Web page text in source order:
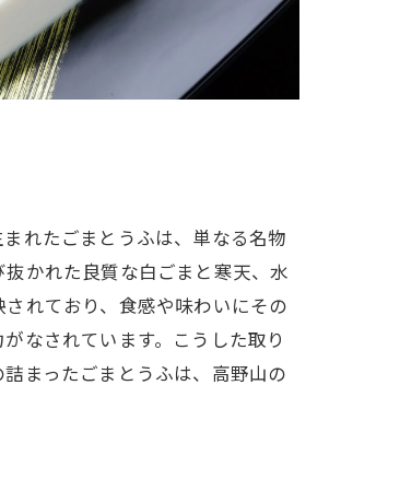
れたごまとうふは、単なる名物
かれた良質な白ごまと寒天、水
れており、食感や味わいにその
なされています。こうした取り
まったごまとうふは、高野山の